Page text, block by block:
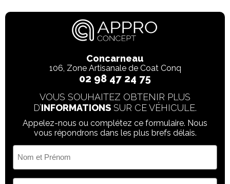
Concarneau
106, Zone Artisanale de Coat Conq
02 98 47 24 75
VOUS SOUHAITEZ OBTENIR PLUS
D’INFORMATIONS SUR CE VÉHICULE.
Appelez-nous ou complétez ce formulaire. Nous
vous répondrons dans les plus brefs délais.
Prénom
(Nécessaire)